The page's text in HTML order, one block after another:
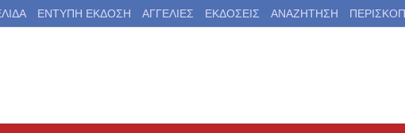
ΕΝΤΥΠΗ ΕΚΔΟΣΗ ΑΓΓΕΛΙΕΣ ΕΚΔΟΣΕΙΣ ΑΝΑΖΗΤΗΣΗ